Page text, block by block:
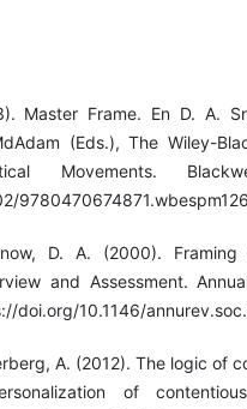
Master Frame. En D. A.
(Eds.), The Wiley-
Movements.
9780470674871.wbespm126
D. A. (2000). Framing
and Assessment.
doi.org/10.1146/
A. (2012). The logic of
of